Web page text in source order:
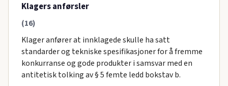
Klagers anførsler
(16)
Klager anfører at innklagede skulle ha satt
standarder og tekniske spesifikasjoner for å fremme
konkurranse og gode produkter i samsvar med en
antitetisk tolking av § 5 femte ledd bokstav b.